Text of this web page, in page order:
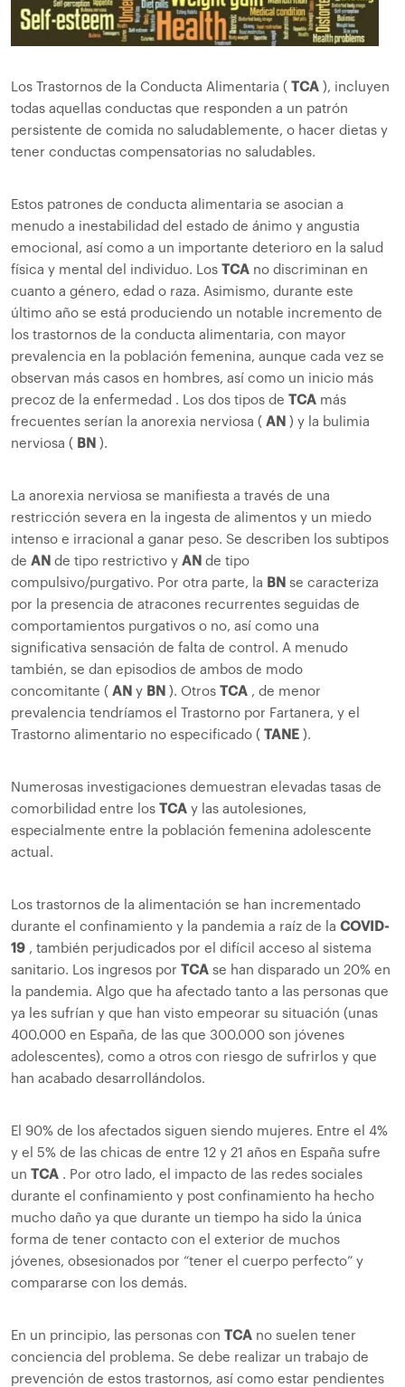
Los Trastornos de la Conducta Alimentaria ( TCA ), incluyen
todas aquellas conductas que responden a un patrón
persistente de comida no saludablemente, o hacer dietas y
tener conductas compensatorias no saludables.
Estos patrones de conducta alimentaria se asocian a
menudo a inestabilidad del estado de ánimo y angustia
emocional, así como a un importante deterioro en la salud
física y mental del individuo. Los TCA no discriminan en
cuanto a género, edad o raza. Asimismo, durante este
último año se está produciendo un notable incremento de
los trastornos de la conducta alimentaria, con mayor
prevalencia en la población femenina, aunque cada vez se
observan más casos en hombres, así como un inicio más
precoz de la enfermedad . Los dos tipos de TCA más
frecuentes serían la anorexia nerviosa ( AN ) y la bulimia
nerviosa ( BN ).
La anorexia nerviosa se manifiesta a través de una
restricción severa en la ingesta de alimentos y un miedo
intenso e irracional a ganar peso. Se describen los subtipos
de AN de tipo restrictivo y AN de tipo
compulsivo/purgativo. Por otra parte, la BN se caracteriza
por la presencia de atracones recurrentes seguidas de
comportamientos purgativos o no, así como una
significativa sensación de falta de control. A menudo
también, se dan episodios de ambos de modo
concomitante ( AN y BN ). Otros TCA , de menor
prevalencia tendríamos el Trastorno por Fartanera, y el
Trastorno alimentario no especificado ( TANE ).
Numerosas investigaciones demuestran elevadas tasas de
comorbilidad entre los TCA y las autolesiones,
especialmente entre la población femenina adolescente
actual.
Los trastornos de la alimentación se han incrementado
durante el confinamiento y la pandemia a raíz de la COVID-
19 , también perjudicados por el difícil acceso al sistema
sanitario. Los ingresos por TCA se han disparado un 20% en
la pandemia. Algo que ha afectado tanto a las personas que
ya les sufrían y que han visto empeorar su situación (unas
400.000 en España, de las que 300.000 son jóvenes
adolescentes), como a otros con riesgo de sufrirlos y que
han acabado desarrollándolos.
El 90% de los afectados siguen siendo mujeres. Entre el 4%
y el 5% de las chicas de entre 12 y 21 años en España sufre
un TCA . Por otro lado, el impacto de las redes sociales
durante el confinamiento y post confinamiento ha hecho
mucho daño ya que durante un tiempo ha sido la única
forma de tener contacto con el exterior de muchos
jóvenes, obsesionados por “tener el cuerpo perfecto” y
compararse con los demás.
En un principio, las personas con TCA no suelen tener
conciencia del problema. Se debe realizar un trabajo de
prevención de estos trastornos, así como estar pendientes